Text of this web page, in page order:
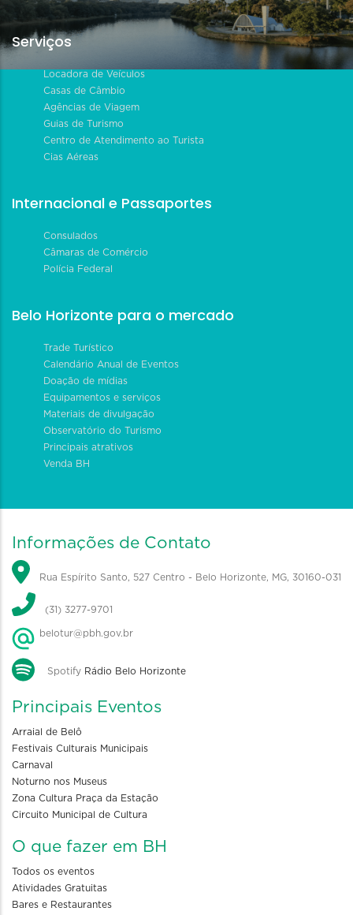
Serviços
Locadora de Veículos
Casas de Câmbio
Agências de Viagem
Guias de Turismo
Centro de Atendimento ao Turista
Cias Aéreas
Internacional e Passaportes
Consulados
Câmaras de Comércio
Polícia Federal
Belo Horizonte para o mercado
Trade Turístico
Calendário Anual de Eventos
Doação de mídias
Equipamentos e serviços
Materiais de divulgação
Observatório do Turismo
Principais atrativos
Venda BH
Informações de Contato
Rua Espírito Santo, 527 Centro - Belo Horizonte, MG, 30160-031
(31) 3277-9701
belotur@pbh.gov.br
Spotify Rádio Belo Horizonte
Principais Eventos
Arraial de Belô
Festivais Culturais Municipais
Carnaval
Noturno nos Museus
Zona Cultura Praça da Estação
Circuito Municipal de Cultura
O que fazer em BH
Todos os eventos
Atividades Gratuitas
Bares e Restaurantes